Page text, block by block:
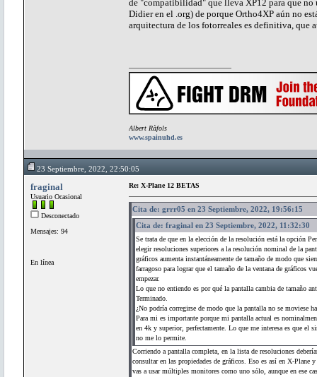
de "compatibilidad" que lleva XP12 para que no
Didier en el .org) de porque Ortho4XP aún no
arquitectura de los fotorreales es definitiva, que
Albert Ràfols
www.spainuhd.es
23 Septiembre, 2022, 22:50:05
fraginal
Usuario Ocasional
Desconectado
Mensajes: 94
En línea
Re: X-Plane 12 BETAS
Cita de: grrr05 en 23 Septiembre, 2022, 19:56:15
Cita de: fraginal en 23 Septiembre, 2022, 11:32:30
Se trata de que en la elección de la resolución está la opción
elegir resoluciones superiores a la resolución nominal de la
gráficos aumenta instantáneamente de tamaño de modo que
farragoso para lograr que el tamaño de la ventana de gráficos
empezar.
Lo que no entiendo es por qué la pantalla cambia de tamaño
Terminado.
¿No podría corregirse de modo que la pantalla no se moviese
Para mi es importante porque mi pantalla actual es
en 4k y superior, perfectamente. Lo que me interesa es que el
no me lo permite.
Corriendo a pantalla completa, en la lista de resoluciones
consultar en las propiedades de gráficos. Eso es así en X-Plane
vas a usar múltiples monitores como uno sólo, aunque en ese